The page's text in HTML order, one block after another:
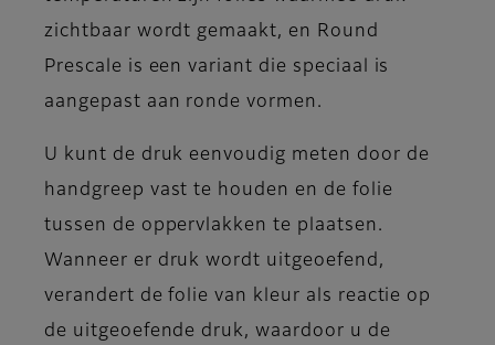
zichtbaar wordt gemaakt, en Round
Prescale is een variant die speciaal is
aangepast aan ronde vormen.
U kunt de druk eenvoudig meten door de
handgreep vast te houden en de folie
tussen de oppervlakken te plaatsen.
Wanneer er druk wordt uitgeoefend,
verandert de folie van kleur als reactie op
de uitgeoefende druk, waardoor u de